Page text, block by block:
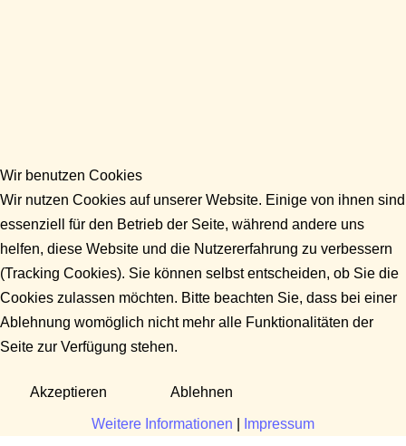
Wir benutzen Cookies
Wir nutzen Cookies auf unserer Website. Einige von ihnen sind
essenziell für den Betrieb der Seite, während andere uns
helfen, diese Website und die Nutzererfahrung zu verbessern
(Tracking Cookies). Sie können selbst entscheiden, ob Sie die
Cookies zulassen möchten. Bitte beachten Sie, dass bei einer
Ablehnung womöglich nicht mehr alle Funktionalitäten der
Seite zur Verfügung stehen.
Akzeptieren Ablehnen
Weitere Informationen Impressum